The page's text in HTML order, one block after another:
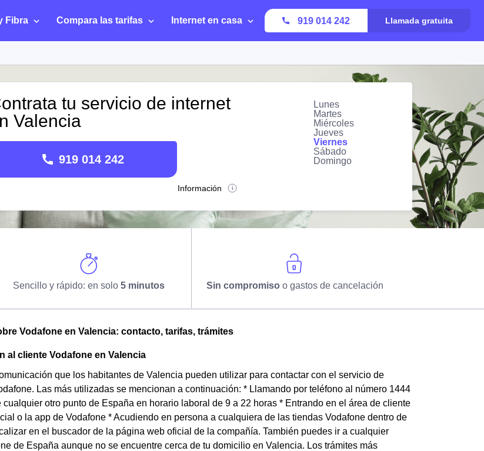
Fibra Compara las tarifas Internet en casa 919 014 242 Llamada gratuita
tu servicio de internet
Valencia
919 014 242
Información
Lunes
Martes
Miércoles
Jueves
Viernes
Sábado
Domingo
Sencillo y rápido: en solo 5 minutos Sin compromiso o gastos de cancelación
Vodafone en Valencia: contacto, tarifas, trámites
al cliente Vodafone en Valencia
que los habitantes de Valencia pueden utilizar para contactar con el servicio de
Las más utilizadas se mencionan a continuación: * Llamando por teléfono al número 1444
otro punto de España en horario laboral de 9 a 22 horas * Entrando en el área de cliente
o la app de Vodafone * Acudiendo en persona a cualquiera de las tiendas Vodafone dentro de
en el buscador de la página web oficial de la compañía. También puedes ir a cualquier
de España aunque no se encuentre cerca de tu domicilio en Valencia. Los trámites más